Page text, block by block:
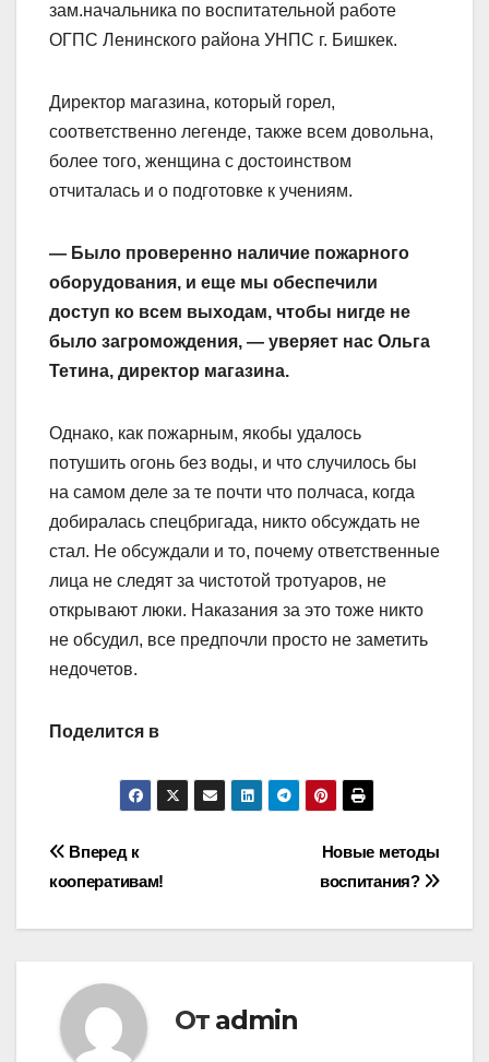
зам.начальника по воспитательной работе
ОГПС Ленинского района УНПС г. Бишкек.
Директор магазина, который горел,
соответственно легенде, также всем довольна,
более того, женщина с достоинством
отчиталась и о подготовке к учениям.
— Было проверенно наличие пожарного
оборудования, и еще мы обеспечили
доступ ко всем выходам, чтобы нигде не
было загромождения, — уверяет нас Ольга
Тетина, директор магазина.
Однако, как пожарным, якобы удалось
потушить огонь без воды, и что случилось бы
на самом деле за те почти что полчаса, когда
добиралась спецбригада, никто обсуждать не
стал. Не обсуждали и то, почему ответственные
лица не следят за чистотой тротуаров, не
открывают люки. Наказания за это тоже никто
не обсудил, все предпочли просто не заметить
недочетов.
Поделится в
Навигация
Новые методы
воспитания?
Вперед к
кооперативам!
От admin